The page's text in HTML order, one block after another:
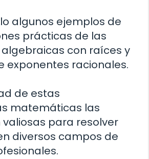
algunos ejemplos de
prácticas de las
con raíces y
exponentes racionales.
de estas
matemáticas las
para resolver
diversos campos de